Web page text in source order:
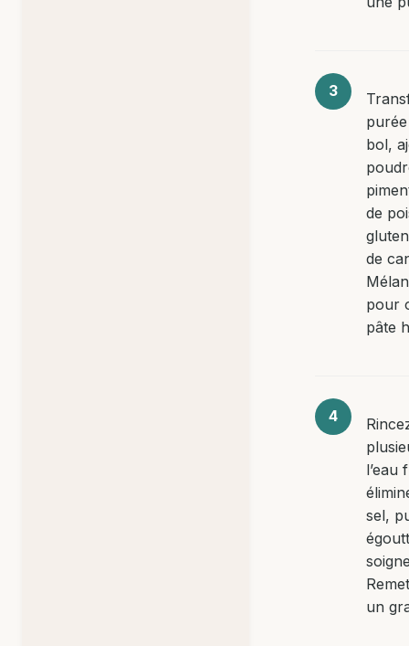
bol,
de
de
pour
pâte
l’eau
sel,
un